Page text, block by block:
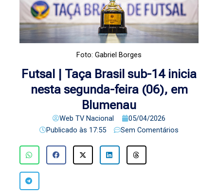
Foto: Gabriel Borges
Futsal | Taça Brasil sub-14 inicia
nesta segunda-feira (06), em
Blumenau
Web TV Nacional
05/04/2026
Publicado às 17:55 Sem Comentários